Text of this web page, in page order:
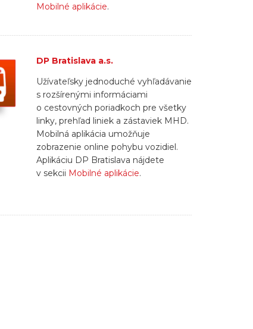
Mobilné aplikácie.
DP Bratislava a.s.
Užívateľsky jednoduché vyhľadávanie
s rozšírenými informáciami
o cestovných poriadkoch pre všetky
linky, prehľad liniek a zástaviek MHD.
Mobilná aplikácia umožňuje
zobrazenie online pohybu vozidiel.
Aplikáciu DP Bratislava nájdete
v sekcii Mobilné aplikácie.